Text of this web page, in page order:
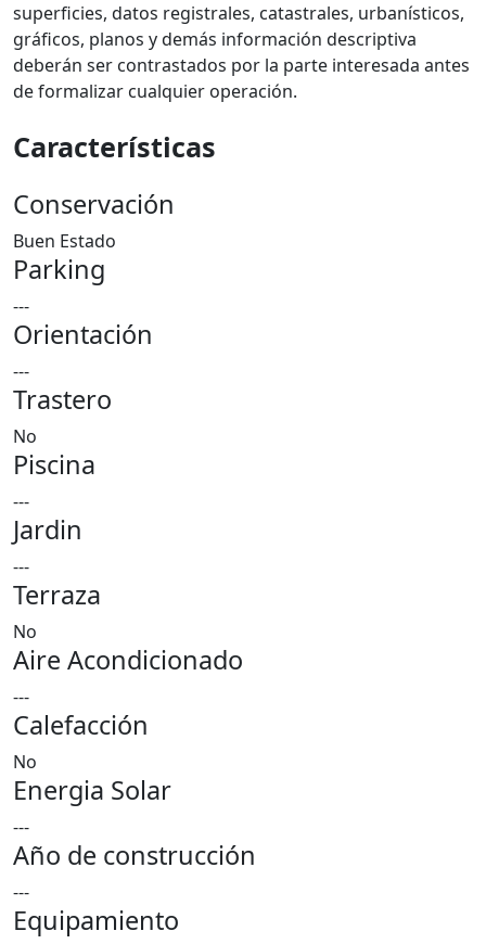
superficies, datos registrales, catastrales, urbanísticos,
gráficos, planos y demás información descriptiva
deberán ser contrastados por la parte interesada antes
de formalizar cualquier operación.
Características
Conservación
Buen Estado
Parking
---
Orientación
---
Trastero
No
Piscina
---
Jardin
---
Terraza
No
Aire Acondicionado
---
Calefacción
No
Energia Solar
---
Año de construcción
---
Equipamiento